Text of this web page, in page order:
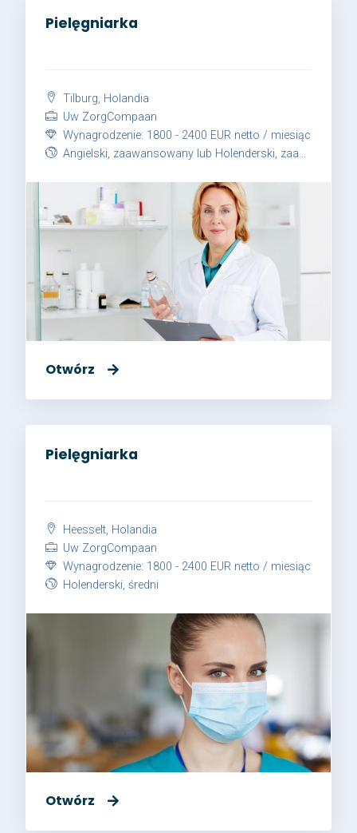
Pielęgniarka
Tilburg, Holandia
Uw ZorgCompaan
Wynagrodzenie: 1800 - 2400 EUR netto / miesiąc
Angielski, zaawansowany lub Holenderski, zaawansowany
Otwórz
Pielęgniarka
Heesselt, Holandia
Uw ZorgCompaan
Wynagrodzenie: 1800 - 2400 EUR netto / miesiąc
Holenderski, średni
Otwórz